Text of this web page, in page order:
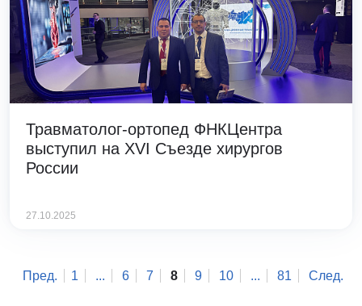
Травматолог-ортопед ФНКЦентра
выступил на XVI Съезде хирургов
России
27.10.2025
Пред. 1 ... 6 7 8 9 10 ... 81 След.